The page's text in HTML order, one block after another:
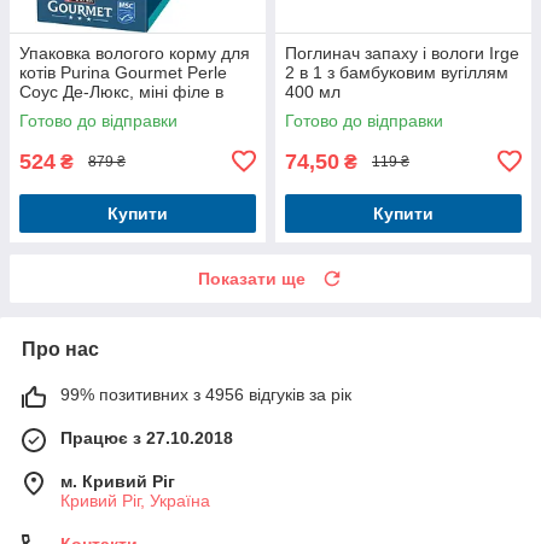
Упаковка вологого корму для
котів Purina Gourmet Perle
Соус Де-Люкс, міні філе в
соусі з тунцем 26 шт по 85 г
Готово до відправки
524 ₴ 879 ₴
Купити
Поглинач запаху і вологи Irge
2 в 1 з бамбуковим вугіллям
400 мл
Готово до відправки
74,50 ₴ 119 ₴
Купити
Показати ще
Про нас
99% позитивних з 4956 відгуків за рік
Працює з 27.10.2018
м. Кривий Ріг
Кривий Ріг, Україна